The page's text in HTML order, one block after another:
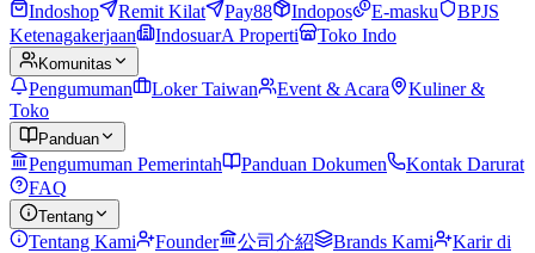
Indoshop Remit Kilat Pay88 Indopos E-masku
BPJS
Ketenagakerjaan
IndosuarA Properti Toko Indo
Komunitas
Pengumuman Loker Taiwan Event & Acara
Kuliner &
Toko
Panduan
Pengumuman Pemerintah Panduan Dokumen
Kontak Darurat
FAQ
Tentang
Tentang Kami Founder 公司介紹 Brands Kami
Karir di